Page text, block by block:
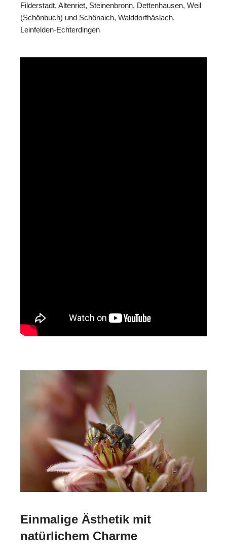
Filderstadt, Altenriet, Steinenbronn, Dettenhausen, Weil
(Schönbuch) und Schönaich, Walddorfhäslach,
Leinfelden-Echterdingen
Einmalige Ästhetik mit
natürlichem Charme